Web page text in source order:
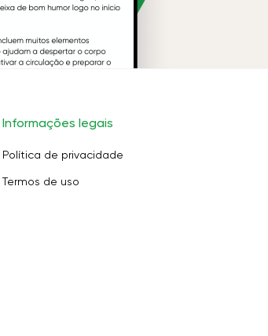
Informações legais
Política de privacidade
Termos de uso